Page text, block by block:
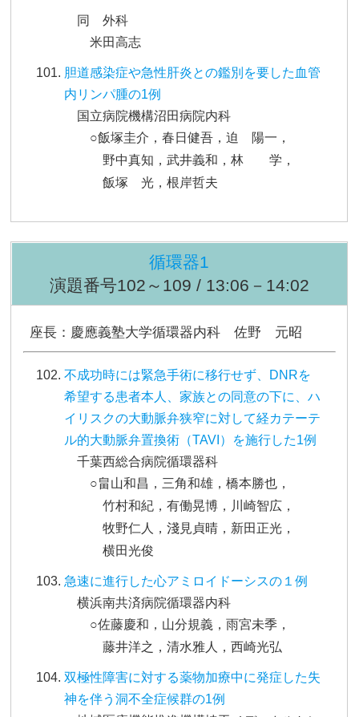
同 外科
米田高志
胆道感染症や急性肝炎との鑑別を要した血管
内リンパ腫の1例
国立病院機構沼田病院内科
○飯塚圭介，春日健吾，迫 陽一，
野中真知，武井義和，林 学，
飯塚 光，根岸哲夫
循環器1
演題番号102～109 / 13:06－14:02
座長：慶應義塾大学循環器内科 佐野 元昭
不成功時には緊急手術に移行せず、DNRを
希望する患者本人、家族との同意の下に、ハ
イリスクの大動脈弁狭窄に対して経カテーテ
ル的大動脈弁置換術（TAVI）を施行した1例
千葉西総合病院循環器科
○畠山和昌，三角和雄，橋本勝也，
竹村和紀，有働晃博，川崎智広，
牧野仁人，淺見貞晴，新田正光，
横田光俊
急速に進行した心アミロイドーシスの１例
横浜南共済病院循環器内科
○佐藤慶和，山分規義，雨宮未季，
藤井洋之，清水雅人，西崎光弘
双極性障害に対する薬物加療中に発症した失
神を伴う洞不全症候群の1例